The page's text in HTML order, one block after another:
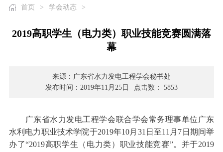
首页 > 学会动态 >
2019高职学生（电力类）职业技能竞赛圆满落
幕
来源：广东省水力发电工程学会秘书处
发布时间：2019年11月25日
点击数： 5853
广东省水力发电工程学会联合学会常务理事单位广东
水利电力职业技术学院于2019年10月31日至11月7日期间举
办了“2019高职学生（电力类）职业技能竞赛”。并于2019